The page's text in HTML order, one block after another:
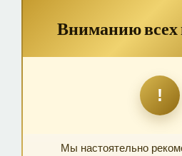
Вниманию всех
!
Мы настоятельно